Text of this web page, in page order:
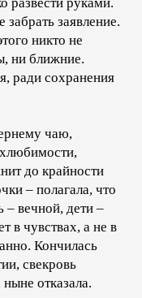
заявление.
никто не
ни ближние.
ради сохранения
чаю,
до крайности
– полагала, что
вечной, дети –
в чувствах, а не в
Кончилась
свекровь
отказала.